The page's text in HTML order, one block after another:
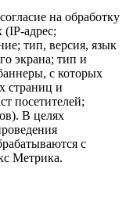
на обработку
(IP-адрес;
тип, версия, язык
экрана; тип и
с которых
страниц и
посетителей;
В целях
с
Метрика.